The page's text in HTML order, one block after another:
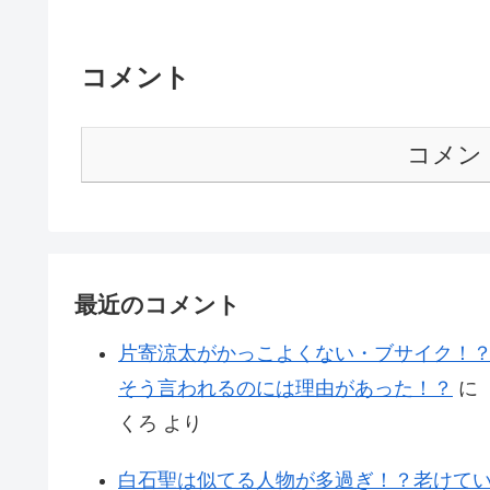
コメント
コメン
最近のコメント
片寄涼太がかっこよくない・ブサイク！？
そう言われるのには理由があった！？ に
くろ より
白石聖は似てる人物が多過ぎ！？老けてい